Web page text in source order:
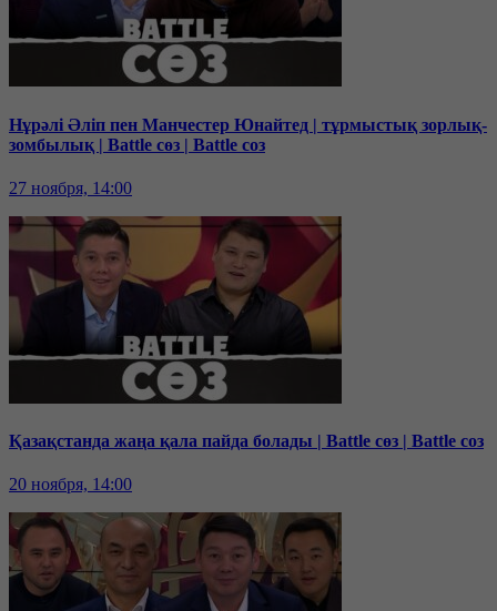
Нұрәлі Әліп пен Манчестер Юнайтед | тұрмыстық зорлық-
зомбылық | Battle сөз | Battle соз
27 ноября, 14:00
Қазақстанда жаңа қала пайда болады | Battle сөз | Battle соз
20 ноября, 14:00